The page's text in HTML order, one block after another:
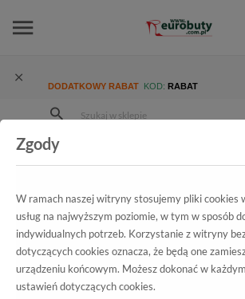
DODATKOWY RABAT KOD: RABAT
Promocja
Klapki letnie Igi&Co 47350-00
Wszystkie produkty
Klapki letnie
Zgody
W ramach naszej witryny stosujemy pliki cookies
usług na najwyższym poziomie, w tym w sposób
indywidualnych potrzeb. Korzystanie z witryny
dotyczących cookies oznacza, że będą one
urządzeniu końcowym. Możesz dokonać w
ustawień dotyczących cookies.